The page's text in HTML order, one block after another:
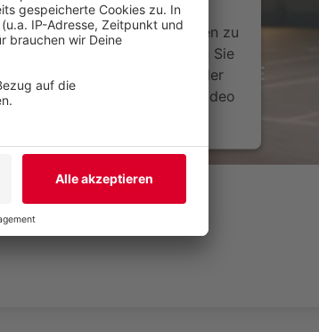
um Videoinhalte
Dieser Service kann Daten zu
sammeln. Bitte lesen Sie
durch und stimmen Sie der
des Service zu, um dieses Video
Mehr Informationen
by
Usercentrics Consent Management
Still Love Me